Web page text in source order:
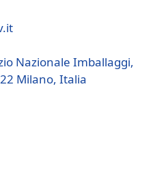
Nazionale Imballaggi,
Milano, Italia